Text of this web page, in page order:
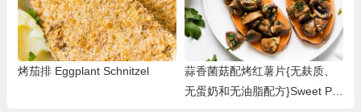
烤茄排 Eggplant Schnitzel
蒜香菌菇配烤红薯片{无麸质、
无蛋奶和无油脂配方}Sweet Pot